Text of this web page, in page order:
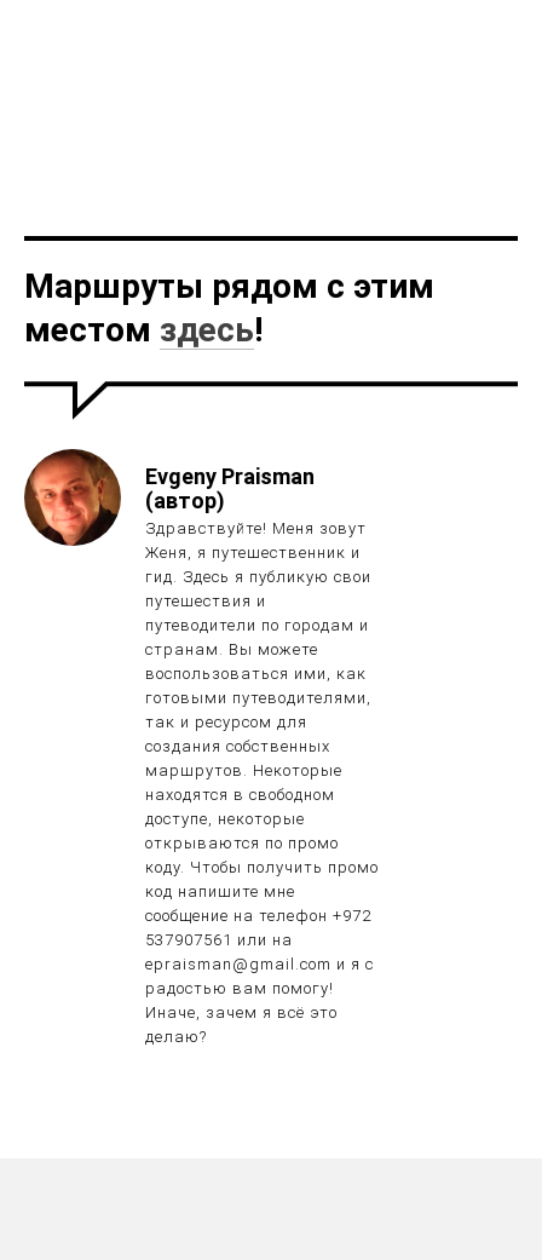
Маршруты рядом с этим
местом здесь!
Evgeny Praisman
(автор)
Здравствуйте! Меня зовут
Женя, я путешественник и
гид. Здесь я публикую свои
путешествия и
путеводители по городам и
странам. Вы можете
воспользоваться ими, как
готовыми путеводителями,
так и ресурсом для
создания собственных
маршрутов. Некоторые
находятся в свободном
доступе, некоторые
открываются по промо
коду. Чтобы получить промо
код напишите мне
сообщение на телефон +972
537907561 или на
epraisman@gmail.com и я с
радостью вам помогу!
Иначе, зачем я всё это
делаю?